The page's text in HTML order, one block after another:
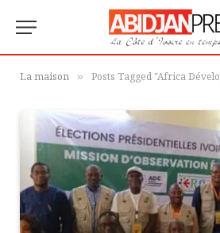
La maison » Posts Tagged "Africa